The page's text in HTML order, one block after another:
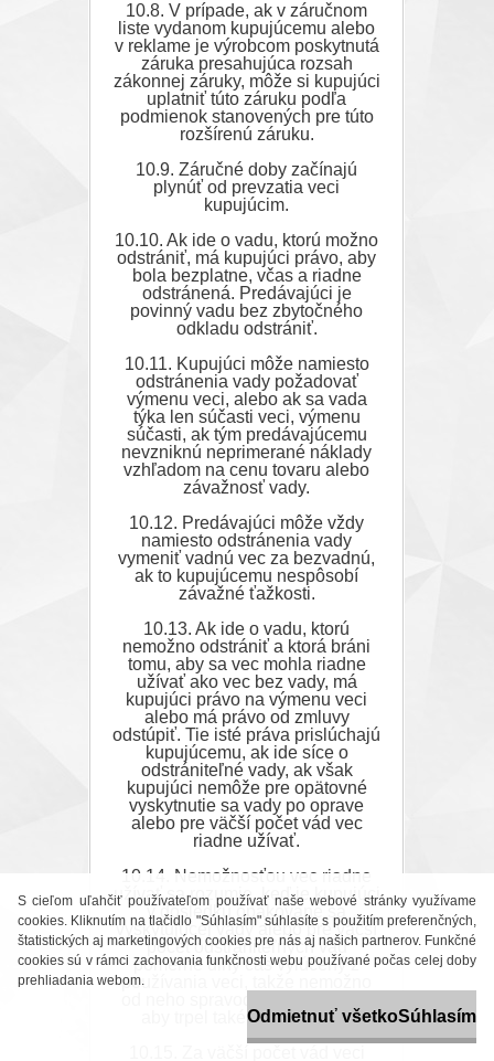
S cieľom uľahčiť používateľom používať naše webové stránky využívame
cookies. Kliknutím na tlačidlo "Súhlasím" súhlasíte s použitím preferenčných,
štatistických aj marketingových cookies pre nás aj našich partnerov. Funkčné
cookies sú v rámci zachovania funkčnosti webu používané počas celej doby
prehliadania webom.
Odmietnuť všetkoSúhlasím
10.8. V prípade, ak v záručnom
liste vydanom kupujúcemu alebo
v reklame je výrobcom poskytnutá
záruka presahujúca rozsah
zákonnej záruky, môže si kupujúci
uplatniť túto záruku podľa
podmienok stanovených pre túto
rozšírenú záruku.
10.9. Záručné doby začínajú
plynúť od prevzatia veci
kupujúcim.
10.10. Ak ide o vadu, ktorú možno
odstrániť, má kupujúci právo, aby
bola bezplatne, včas a riadne
odstránená. Predávajúci je
povinný vadu bez zbytočného
odkladu odstrániť.
10.11. Kupujúci môže namiesto
odstránenia vady požadovať
výmenu veci, alebo ak sa vada
týka len súčasti veci, výmenu
súčasti, ak tým predávajúcemu
nevzniknú neprimerané náklady
vzhľadom na cenu tovaru alebo
závažnosť vady.
10.12. Predávajúci môže vždy
namiesto odstránenia vady
vymeniť vadnú vec za bezvadnú,
ak to kupujúcemu nespôsobí
závažné ťažkosti.
10.13. Ak ide o vadu, ktorú
nemožno odstrániť a ktorá bráni
tomu, aby sa vec mohla riadne
užívať ako vec bez vady, má
kupujúci právo na výmenu veci
alebo má právo od zmluvy
odstúpiť. Tie isté práva prislúchajú
kupujúcemu, ak ide síce o
odstrániteľné vady, ak však
kupujúci nemôže pre opätovné
vyskytnutie sa vady po oprave
alebo pre väčší počet vád vec
riadne užívať.
10.14. Nemožnosťou vec riadne
užívať sa rozumie, keď je kupujúci
v dôsledku opakovane sa
vyskytujúcej vady alebo pre väčší
počet odstrániteľných vád
pomerne dlhý čas vylúčený z
používania veci, takže nemožno
aby trpel také obmedzenie.